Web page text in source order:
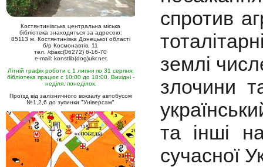
Костянтинівська центральна міська
бібліотека знаходиться за адресою:
85113 м. Костянтинівка Донецької області
б/р Космонавтів, 11
тел. /факс(06272) 6-16-70
e-mail: konstlib(dog)ukr.net
Літній графік роботи с 1 липня по 31 серпня:
бібліотека працює с 10:00 до 18:00. Вихідні -
неділя, понеділок.
Проїзд від залізничного вокзалу автобусом
№1,2,6 до зупинки "Універсам"
спротив
землі
злочини
та інші
сучасної